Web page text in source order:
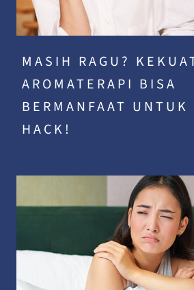
MASIH RAGU?
AROMATERAPI BISA
BERMANFAAT UNTUK
HACK!